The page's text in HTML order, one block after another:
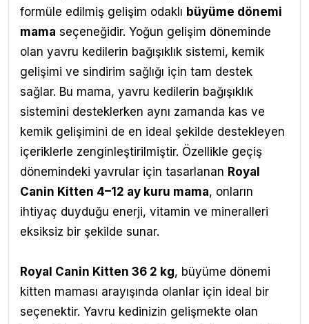
formüle edilmiş gelişim odaklı büyüme dönemi
mama seçeneğidir. Yoğun gelişim döneminde
olan yavru kedilerin bağışıklık sistemi, kemik
gelişimi ve sindirim sağlığı için tam destek
sağlar. Bu mama, yavru kedilerin bağışıklık
sistemini desteklerken aynı zamanda kas ve
kemik gelişimini de en ideal şekilde destekleyen
içeriklerle zenginleştirilmiştir. Özellikle geçiş
dönemindeki yavrular için tasarlanan Royal
Canin Kitten 4–12 ay kuru mama, onların
ihtiyaç duyduğu enerji, vitamin ve mineralleri
eksiksiz bir şekilde sunar.
Royal Canin Kitten 36 2 kg, büyüme dönemi
kitten maması arayışında olanlar için ideal bir
seçenektir. Yavru kedinizin gelişmekte olan